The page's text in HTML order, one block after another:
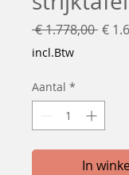
€ 1.778,00 €
incl.Btw
Aantal *
In